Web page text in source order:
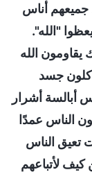
أناس
"الله".
يقاومون الله
جسد
أبالسة أشرار
الناس عمدًا
تعيق الناس
كيف لأتباعهم